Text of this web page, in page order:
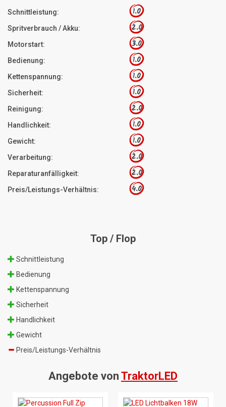
Schnittleistung: 1.0
Spritverbrauch / Akku: 2.0
Motorstart: 3.0
Bedienung: 1.0
Kettenspannung: 1.0
Sicherheit: 1.0
Reinigung: 2.0
Handlichkeit: 1.0
Gewicht: 1.0
Verarbeitung: 2.0
Reparaturanfälligkeit: 2.0
Preis/Leistungs-Verhältnis: 4.0
Top / Flop
Schnittleistung
Bedienung
Kettenspannung
Sicherheit
Handlichkeit
Gewicht
Preis/Leistungs-Verhältnis
Angebote von TraktorLED